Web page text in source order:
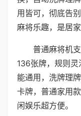
用皆可，彻底告
麻将乐趣，是居
普通麻将机
136张牌，规则
能通用，洗牌理
卡牌，普通家用
闲娱乐超方便。